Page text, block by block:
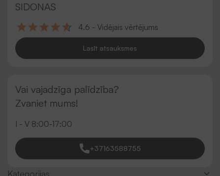
SIDONAS
4.6 - Vidējais vērtējums
Lasīt atsauksmes
Vai vajadzīga palīdzība?
Zvaniet mums!
I - V 8:00-17:00
+37163588755
Kategorijas